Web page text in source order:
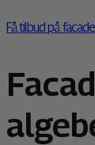
Få tilbud på